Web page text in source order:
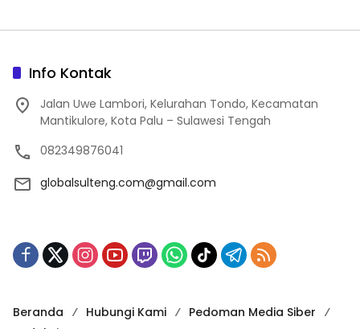
Info Kontak
Jalan Uwe Lambori, Kelurahan Tondo, Kecamatan
Mantikulore, Kota Palu – Sulawesi Tengah
082349876041
globalsulteng.com@gmail.com
Beranda Hubungi Kami
Pedoman Media Siber